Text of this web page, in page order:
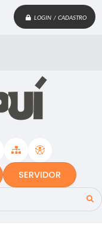
LOGIN / CADASTRO
SERVIDOR